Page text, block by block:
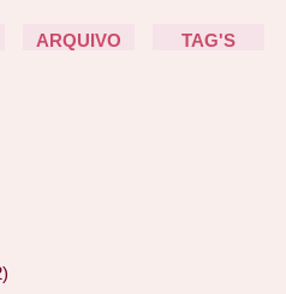
ARQUIVO TAG'S